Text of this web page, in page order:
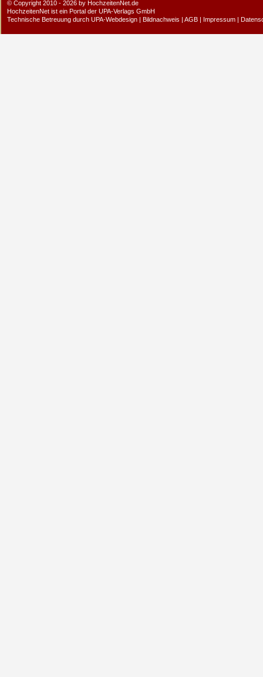
© Copyright 2010 - 2026 by HochzeitenNet.de
HochzeitenNet ist ein Portal der UPA-Verlags GmbH
Technische Betreuung durch UPA-Webdesign | Bildnachweis | AGB | Impressum |